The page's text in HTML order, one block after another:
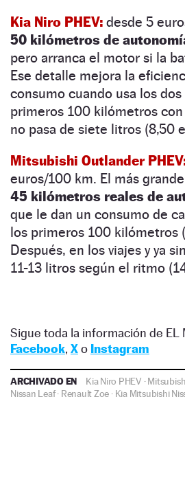
Kia Niro PHEV: desde 5
50 kilómetros de
pero arranca el motor si la
Ese detalle mejora la
consumo cuando usa los
primeros 100 kilómetros
no pasa de siete litros (8,50
Mitsubishi Outlander
euros/100 km. El más
45 kilómetros reales de
que le dan un consumo de
los primeros 100 kilómetros
Después, en los viajes y ya
11-13 litros según el ritmo
Sigue toda la información de EL
Facebook, Xo Instagram
ARCHIVADO EN Kia Niro PHEV ·
Nissan Leaf· Renault Zoe · Kia Mitsubishi